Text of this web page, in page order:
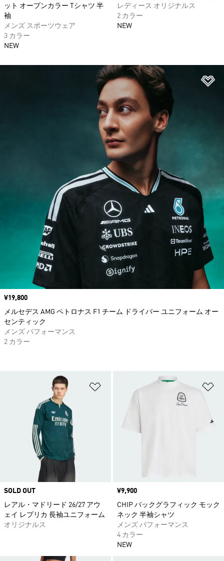
ット オープンカラー Tシャツ 半
袖
メンズ スポーツウェア
3 カラー
NEW
レディース オリジナルス
2 カラー
NEW
ほしいものリストに追加
SOLD OUT
レアル・マドリード 26/27 アウ
ェイ レプリカ 長袖ユニフォーム
オリジナルス
価格
¥9,900
CHIP バックグラフィック モック
ネック 半袖シャツ
メンズ パフォーマンス
4 カラー
NEW
価格
¥19,800
メルセデス AMG ペトロナス F1 チーム ドライバー ユニフォーム オー
センティック
メンズ パフォーマンス
2 カラー